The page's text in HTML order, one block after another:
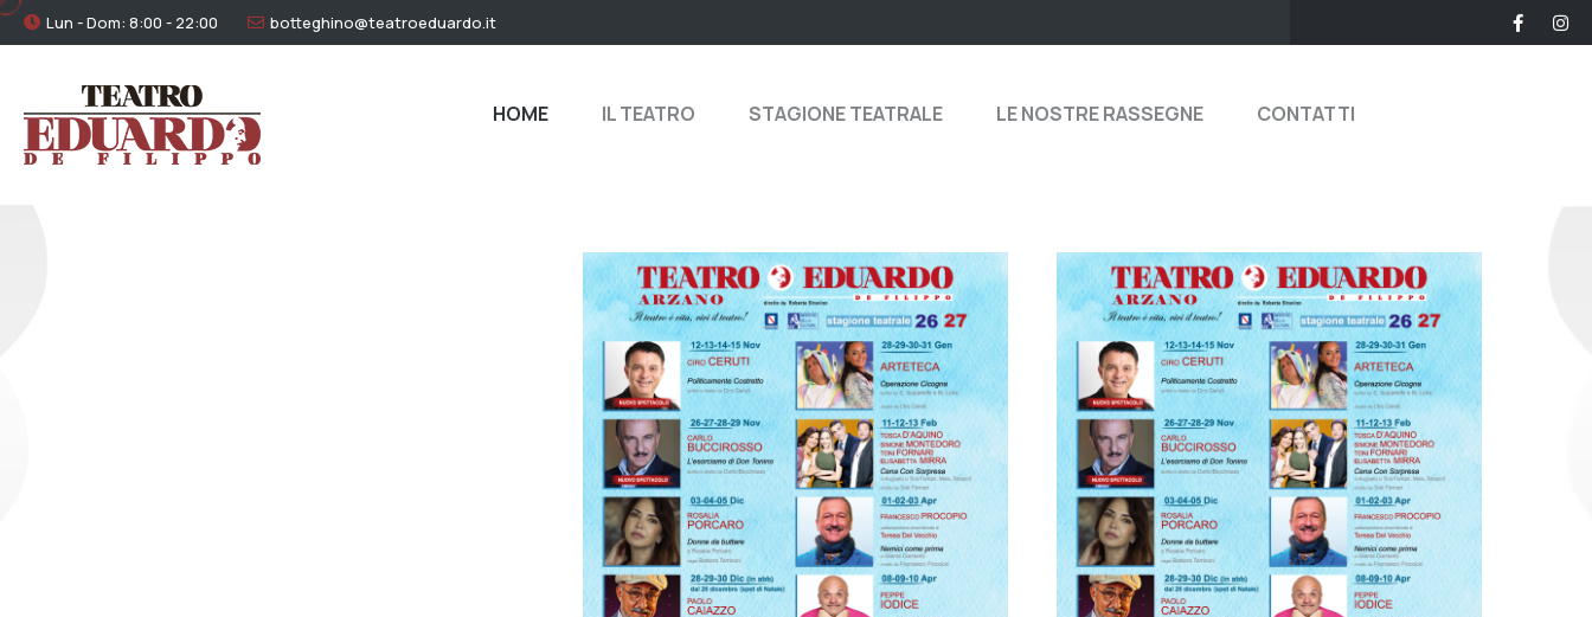
Lun - Dom: 8:00 - 22:00 botteghino@teatroeduardo.it
HOME IL TEATRO STAGIONE TEATRALE LE NOSTRE RASSEGNE CONTATTI